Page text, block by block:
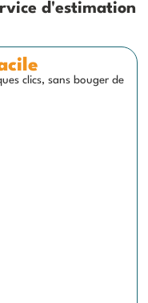
d'estimation
clics, sans bouger de